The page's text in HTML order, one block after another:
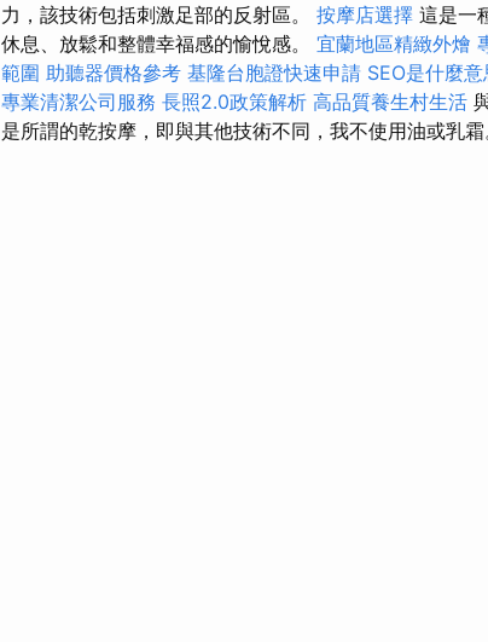
力，該技術包括刺激足部的反射區。 按摩店選擇 這是一
休息、放鬆和整體幸福感的愉悅感。 宜蘭地區精緻外燴
範圍 助聽器價格參考 基隆台胞證快速申請 SEO是什麼意
專業清潔公司服務 長照2.0政策解析 高品質養生村生活
是所謂的乾按摩，即與其他技術不同，我不使用油或乳霜